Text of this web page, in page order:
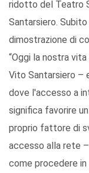
ridotto del Teatro
Santarsiero.
dimostrazione di
“Oggi la nostra
Vito Santarsiero –
dove l'accesso a
significa favorire
proprio fattore di
accesso alla rete
come procedere